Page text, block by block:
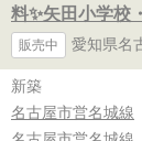
料✨️矢田小学校
販売中 愛知県名
新築
名古屋市営名城線